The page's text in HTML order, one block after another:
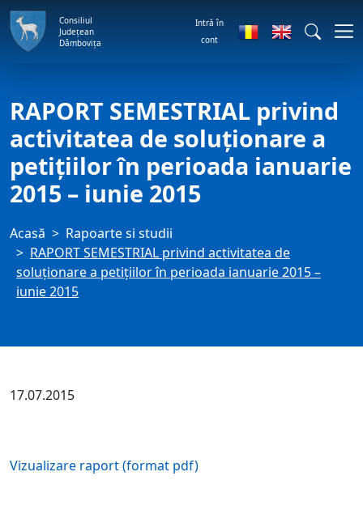
Consiliul
Județean
Dâmbovița
Intră în
cont
RAPORT SEMESTRIAL privind
activitatea de soluţionare a
petiţiilor în perioada ianuarie
2015 – iunie 2015
Acasă
Rapoarte si studii
RAPORT SEMESTRIAL privind activitatea de
soluţionare a petiţiilor în perioada ianuarie 2015 –
iunie 2015
17.07.2015
Vizualizare raport (format pdf)